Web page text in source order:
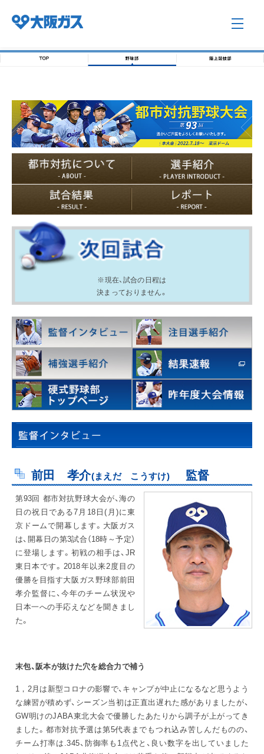
業務用・産業用のお客さま
お問い合わせ English
企業/グループについて
社会貢献
技術開発
サステナビリティ
IR情報
採用情報
プレスリリース
※現在、試合の日程は
決まっておりません。
前田 孝介(まえだ こうすけ)監督
第93回 都市対抗野球大会が、海の
日の祝日である7月18日(月)に東
京ドームで開幕します。大阪ガス
は、開幕日の第3試合（18時～予定）
に登場します。初戦の相手は、JR
東日本です。2018年以来2度目の
優勝を目指す大阪ガス野球部前田
孝介監督に、今年のチーム状況や
日本一への手応えなどを聞きまし
た。
末包、阪本が抜けた穴を総合力で補う
1，2月は新型コロナの影響で、キャンプが中止になるなど思うよう
な練習が積めず、シーズン当初は正直出遅れた感がありましたが、
GW明けのJABA東北大会で優勝したあたりから調子が上がってき
ました。都市対抗予選は第5代表までもつれ込み苦しんだものの、
チーム打率は.345、防御率も1点代と、良い数字を出していました